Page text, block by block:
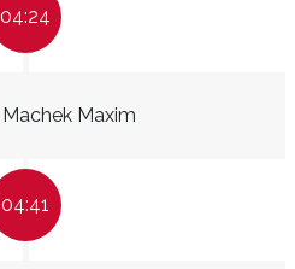
04:24
Machek Maxim
04:41